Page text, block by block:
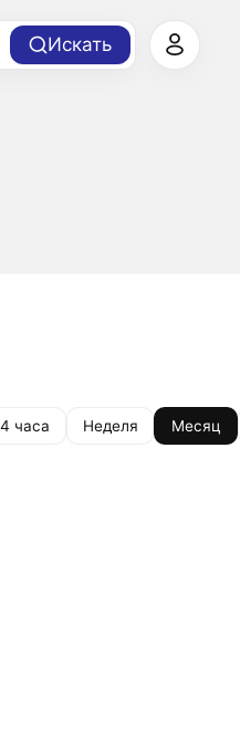
Искать
часа Неделя Месяц